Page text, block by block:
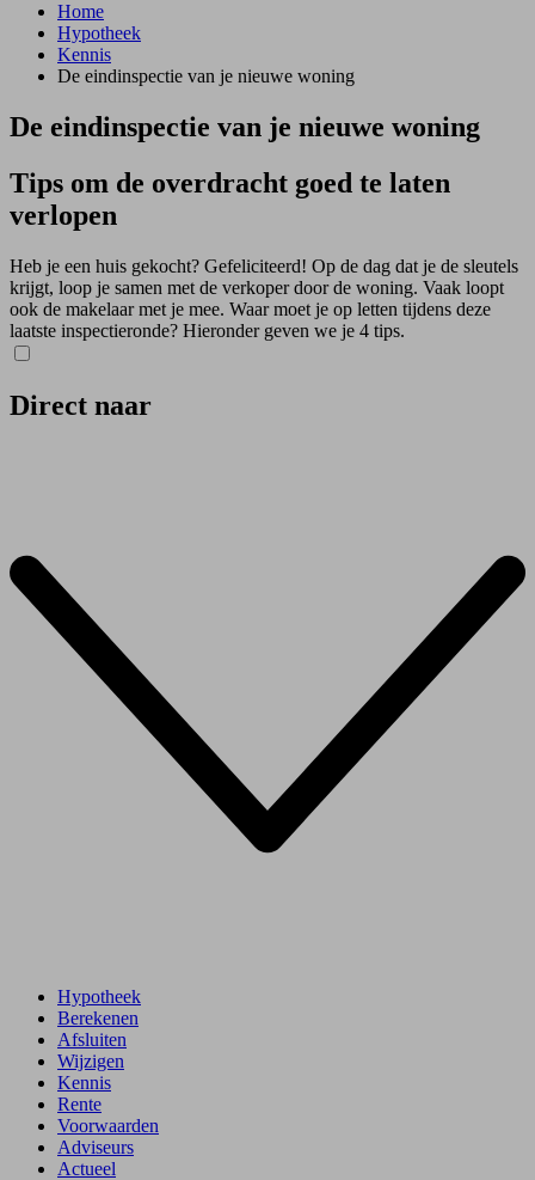
Home
Hypotheek
Kennis
De eindinspectie van je nieuwe woning
De eindinspectie van je nieuwe woning
Tips om de overdracht goed te laten
verlopen
Heb je een huis gekocht? Gefeliciteerd! Op de dag dat je de sleutels
krijgt, loop je samen met de verkoper door de woning. Vaak loopt
ook de makelaar met je mee. Waar moet je op letten tijdens deze
laatste inspectieronde? Hieronder geven we je 4 tips.
Direct naar
Hypotheek
Berekenen
Afsluiten
Wijzigen
Kennis
Rente
Voorwaarden
Adviseurs
Actueel